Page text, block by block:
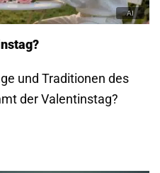
und Traditionen des
der Valentinstag?